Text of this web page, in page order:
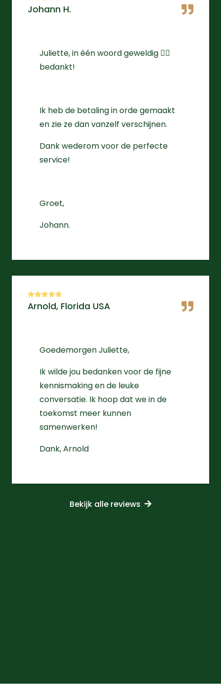
Johann H.
Juliette, in één woord geweldig 👌🏻
bedankt!
Ik heb de betaling in orde gemaakt
en zie ze dan vanzelf verschijnen.
Dank wederom voor de perfecte
service!
Groet,
Johann.
Arnold, Florida USA
Goedemorgen Juliette,
Ik wilde jou bedanken voor de fijne
kennismaking en de leuke
conversatie. Ik hoop dat we in de
toekomst meer kunnen
samenwerken!
Dank, Arnold
Bekijk alle reviews